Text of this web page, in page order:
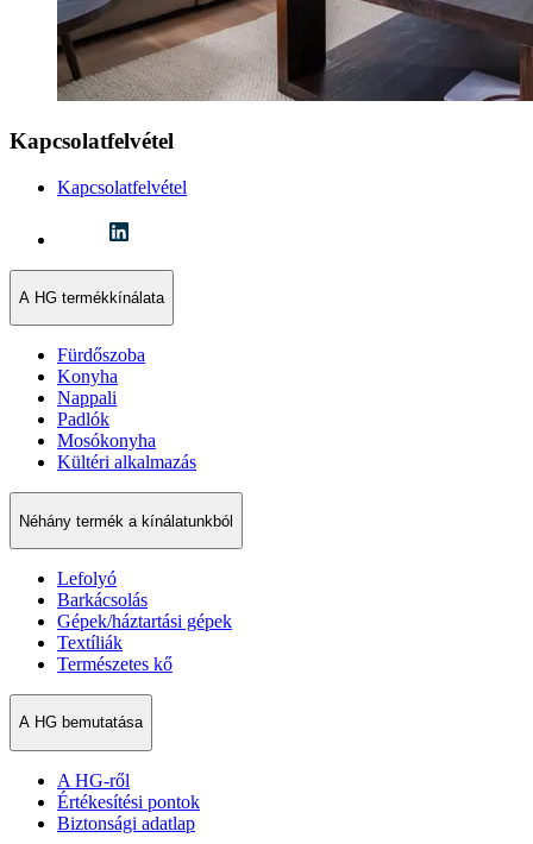
Kapcsolatfelvétel
Kapcsolatfelvétel
A HG termékkínálata
Fürdőszoba
Konyha
Nappali
Padlók
Mosókonyha
Kültéri alkalmazás
Néhány termék a kínálatunkból
Lefolyó
Barkácsolás
Gépek/háztartási gépek
Textíliák
Természetes kő
A HG bemutatása
A HG-ről
Értékesítési pontok
Biztonsági adatlap